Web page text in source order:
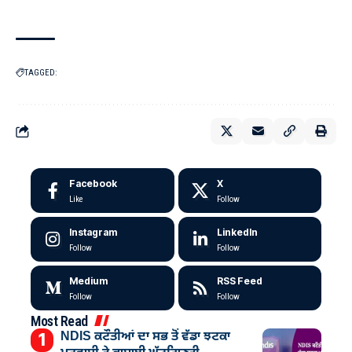
TAGGED:
Facebook
Like
X
Follow
Instagram
Follow
LinkedIn
Follow
Medium
Follow
RSS Feed
Follow
Most Read
NDIS ਕਟੌਤੀਆਂ ਦਾ ਸਭ ਤੋਂ ਵੱਡਾ ਝਟਕਾ